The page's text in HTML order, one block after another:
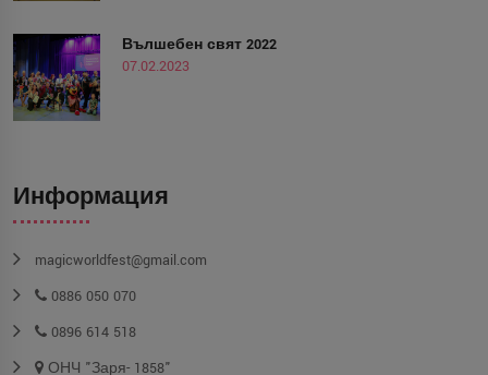
Вълшебен свят 2022
07.02.2023
Информация
magicworldfest@gmail.com
0886 050 070
0896 614 518
ОНЧ "Заря- 1858"